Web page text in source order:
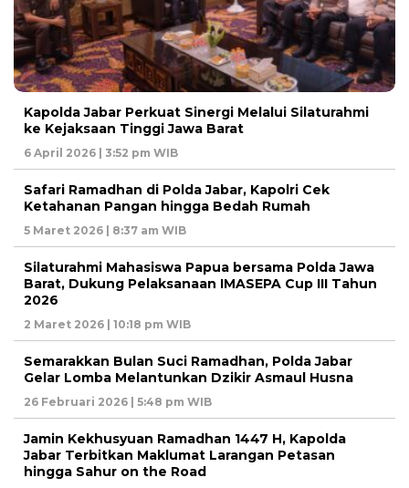
Kapolda Jabar Perkuat Sinergi Melalui Silaturahmi
ke Kejaksaan Tinggi Jawa Barat
6 April 2026 | 3:52 pm WIB
Safari Ramadhan di Polda Jabar, Kapolri Cek
Ketahanan Pangan hingga Bedah Rumah
5 Maret 2026 | 8:37 am WIB
Silaturahmi Mahasiswa Papua bersama Polda Jawa
Barat, Dukung Pelaksanaan IMASEPA Cup III Tahun
2026
2 Maret 2026 | 10:18 pm WIB
Semarakkan Bulan Suci Ramadhan, Polda Jabar
Gelar Lomba Melantunkan Dzikir Asmaul Husna
26 Februari 2026 | 5:48 pm WIB
Jamin Kekhusyuan Ramadhan 1447 H, Kapolda
Jabar Terbitkan Maklumat Larangan Petasan
hingga Sahur on the Road